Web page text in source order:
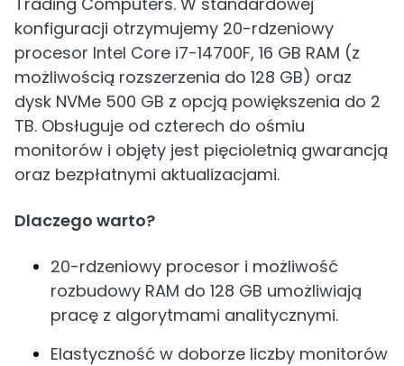
konfiguracji otrzymujemy 20-rdzeniowy
procesor Intel Core i7-14700F, 16 GB RAM (z
możliwością rozszerzenia do 128 GB) oraz
dysk NVMe 500 GB z opcją powiększenia do 2
TB. Obsługuje od czterech do ośmiu
monitorów i objęty jest pięcioletnią gwarancją
oraz bezpłatnymi aktualizacjami.
Dlaczego warto?
20-rdzeniowy procesor i możliwość
rozbudowy RAM do 128 GB umożliwiają
pracę z algorytmami analitycznymi.
Elastyczność w doborze liczby monitorów